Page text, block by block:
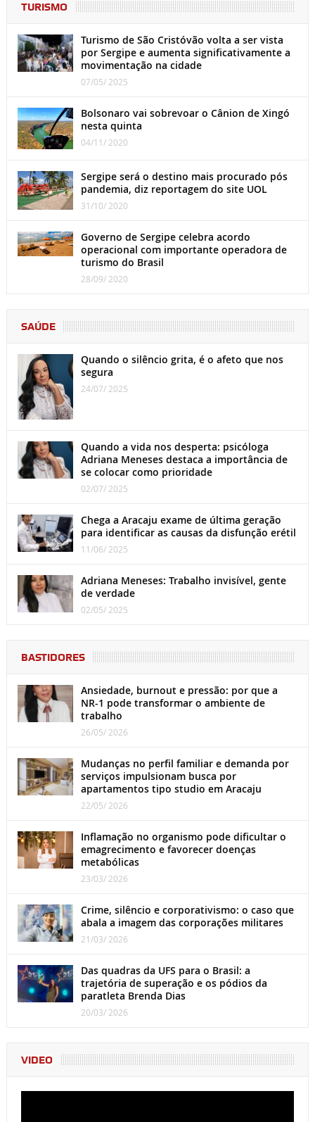
TURISMO
Turismo de São Cristóvão volta a ser vista
por Sergipe e aumenta significativamente a
movimentação na cidade
07/05/ 2025
Bolsonaro vai sobrevoar o Cânion de Xingó
nesta quinta
04/11/ 2020
Sergipe será o destino mais procurado pós
pandemia, diz reportagem do site UOL
31/10/ 2020
Governo de Sergipe celebra acordo
operacional com importante operadora de
turismo do Brasil
28/09/ 2020
SAÚDE
Quando o silêncio grita, é o afeto que nos
segura
24/07/ 2025
Quando a vida nos desperta: psicóloga
Adriana Meneses destaca a importância de
se colocar como prioridade
02/07/ 2025
Chega a Aracaju exame de última geração
para identificar as causas da disfunção erétil
11/06/ 2025
Adriana Meneses: Trabalho invisível, gente
de verdade
02/05/ 2025
BASTIDORES
Ansiedade, burnout e pressão: por que a
NR-1 pode transformar o ambiente de
trabalho
26/05/ 2026
Mudanças no perfil familiar e demanda por
serviços impulsionam busca por
apartamentos tipo studio em Aracaju
22/05/ 2026
Inflamação no organismo pode dificultar o
emagrecimento e favorecer doenças
metabólicas
23/03/ 2026
Crime, silêncio e corporativismo: o caso que
abala a imagem das corporações militares
21/03/ 2026
Das quadras da UFS para o Brasil: a
trajetória de superação e os pódios da
paratleta Brenda Dias
20/03/ 2026
VIDEO